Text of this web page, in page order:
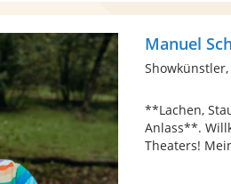
Manuel
Showkünstler,
**Lachen,
Anlass**.
Theaters!